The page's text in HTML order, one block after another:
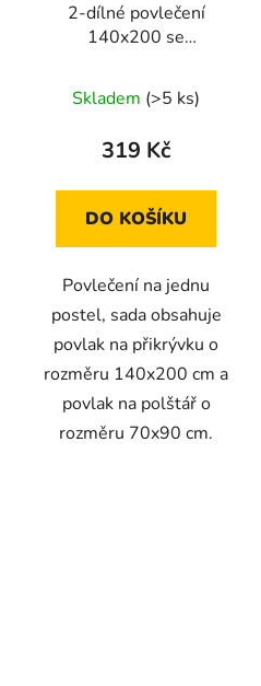
2-dílné povlečení
140x200 se
podkladem a hnědými
květy a bílými listy
Skladem (>5 ks)
319 Kč
DO KOŠÍKU
Povlečení na jednu
postel, sada obsahuje
povlak na přikrývku o
rozměru 140x200 cm a
povlak na polštář o
rozměru 70x90 cm.